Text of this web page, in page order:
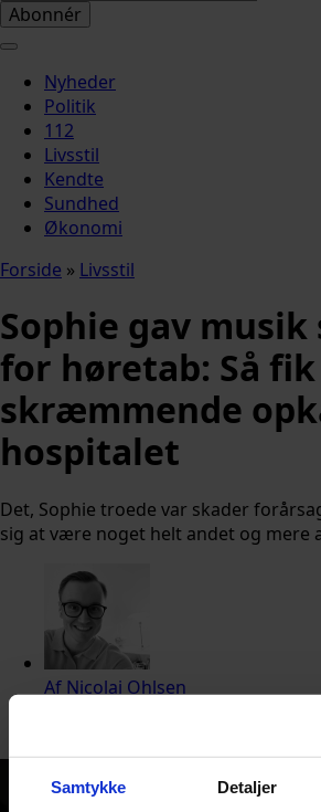
Samtykke Detaljer
Abonnér
Nyheder
Politik
112
Livsstil
Kendte
Sundhed
Økonomi
Forside » Livsstil
Sophie gav musik
for høretab: Så
skræmmende
hospitalet
Det, Sophie troede var skader
sig at være noget helt andet og mere
Af Nicolai Ohlsen